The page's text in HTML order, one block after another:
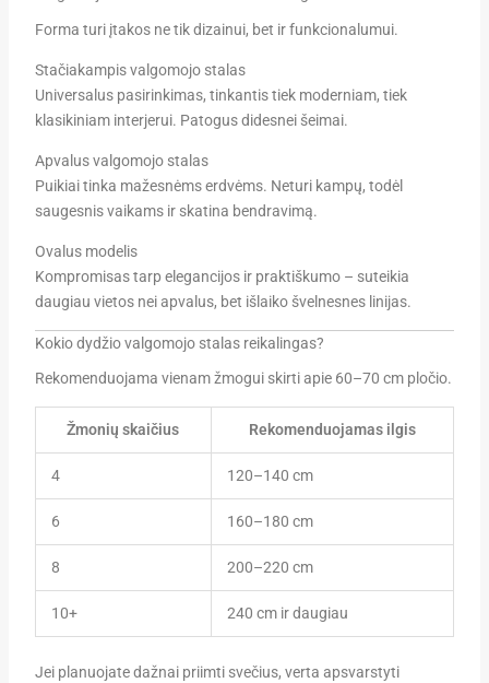
Forma turi įtakos ne tik dizainui, bet ir funkcionalumui.
Stačiakampis valgomojo stalas
Universalus pasirinkimas, tinkantis tiek moderniam, tiek
klasikiniam interjerui. Patogus didesnei šeimai.
Apvalus valgomojo stalas
Puikiai tinka mažesnėms erdvėms. Neturi kampų, todėl
saugesnis vaikams ir skatina bendravimą.
Ovalus modelis
Kompromisas tarp elegancijos ir praktiškumo – suteikia
daugiau vietos nei apvalus, bet išlaiko švelnesnes linijas.
Kokio dydžio valgomojo stalas reikalingas?
Rekomenduojama vienam žmogui skirti apie 60–70 cm pločio.
Žmonių skaičius Rekomenduojamas ilgis
4 120–140 cm
6 160–180 cm
8 200–220 cm
10+ 240 cm ir daugiau
Jei planuojate dažnai priimti svečius, verta apsvarstyti